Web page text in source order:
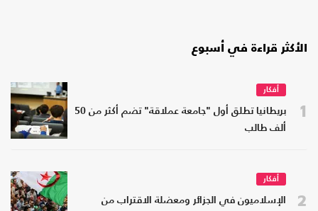
الأكثر قراءة في أسبوع
1
أفكار
بريطانيا تطلق أول "جامعة عملاقة" تضم أكثر من 50
ألف طالب
2
أفكار
الإسلاميون في الجزائر ومعضلة الاقتراب من